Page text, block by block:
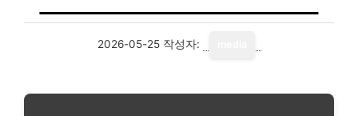
2026-05-25 작성자: